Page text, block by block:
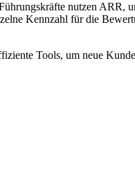
nutzen ARR,
Kennzahl für die
Tools, um neue